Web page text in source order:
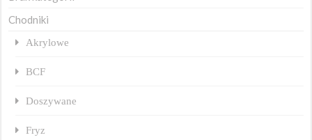
Chodniki
Akrylowe
BCF
Doszywane
Fryz